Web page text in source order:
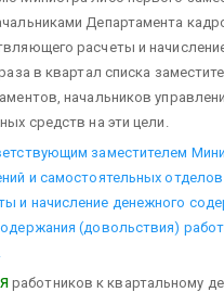
Департамента
расчеты и
в квартал списка
начальников
средств на эти цели.
заместителем
и самостоятельных
и начисление денежного
(довольствия)
работников к квартальному